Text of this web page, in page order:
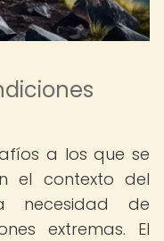
a los que se
el contexto del
necesidad de
extremas. El